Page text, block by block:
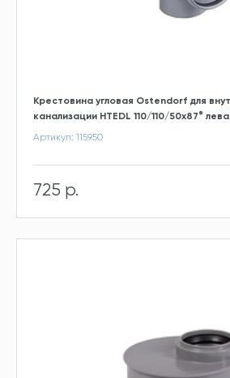
Крестовина угловая Ostendorf для
канализации HTEDL 110/110/50х87°
Артикул: 115950
725 р.